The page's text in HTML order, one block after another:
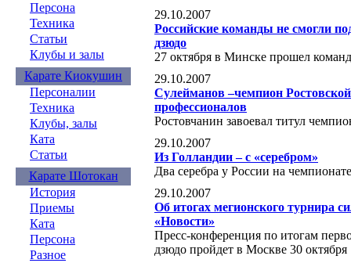
Персона
Техника
Статьи
Клубы и залы
Карате Киокушин
Персоналии
Техника
Клубы, залы
Ката
Статьи
Карате Шотокан
История
Приемы
Ката
Персона
Разное
29.10.2007
Российские команды не смогли
дзюдо
27 октября в Минске прошел
29.10.2007
Сулейманов –чемпион
профессионалов
Ростовчанин завоевал титул
29.10.2007
Из Голландии – с «серебром»
Два серебра у России на
29.10.2007
Об итогах мегионского турнира
«Новости»
Пресс-конференция по итогам
дзюдо пройдет в Москве 30 октября